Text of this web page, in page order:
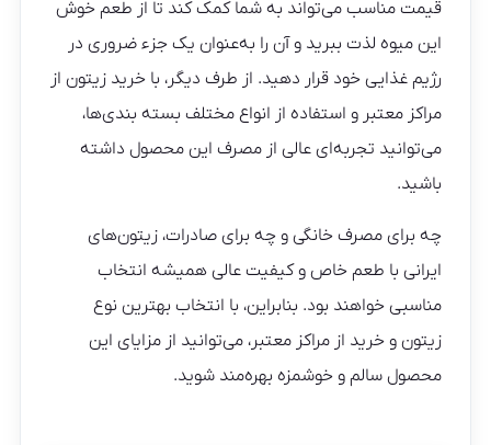
قیمت مناسب می‌تواند به شما کمک کند تا از طعم خوش
این میوه لذت ببرید و آن را به‌عنوان یک جزء ضروری در
رژیم غذایی خود قرار دهید. از طرف دیگر، با خرید زیتون از
مراکز معتبر و استفاده از انواع مختلف بسته‌ بندی‌ها،
می‌توانید تجربه‌ای عالی از مصرف این محصول داشته
باشید.
چه برای مصرف خانگی و چه برای صادرات، زیتون‌های
ایرانی با طعم خاص و کیفیت عالی همیشه انتخاب
مناسبی خواهند بود. بنابراین، با انتخاب بهترین نوع
زیتون و خرید از مراکز معتبر، می‌توانید از مزایای این
محصول سالم و خوشمزه بهره‌مند شوید.